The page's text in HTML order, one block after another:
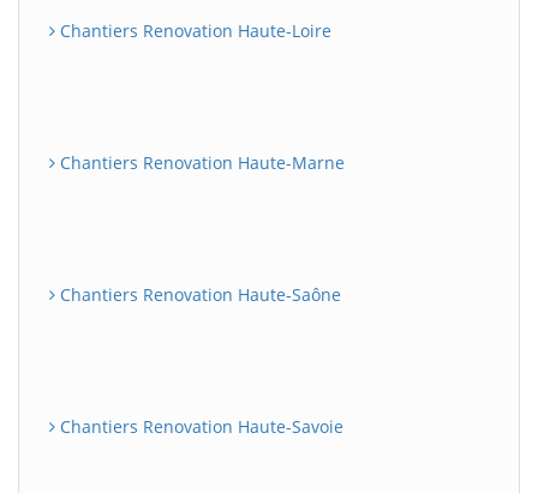
Chantiers Renovation Haute-Loire
Chantiers Renovation Haute-Marne
Chantiers Renovation Haute-Saône
Chantiers Renovation Haute-Savoie